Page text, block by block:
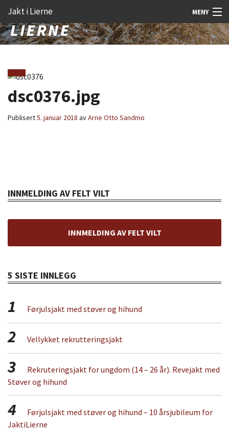
Jakt i Lierne MENY
Nyheter
Fangst
Åtejakt
Rekrutt
innholdet
Forstørre
dsc0376.jpg
Publisert5. januar 2018 avArne Otto Sandmo
INNMELDING AV FELT VILT
INNMELDING AV FELT VILT
5 SISTE INNLEGG
1 Førjulsjakt med støver og hihund
2 Vellykket rekrutteringsjakt
3
Rekruteringsjakt for ungdom (14 – 26 år). Revejakt med
Støver og hihund
4
Førjulsjakt med støver og hihund – 10 årsjubileum for
JaktiLierne